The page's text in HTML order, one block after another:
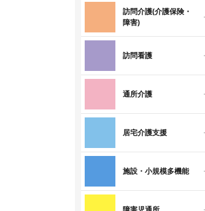
訪問介護(介護保険・
障害)
訪問看護
通所介護
居宅介護支援
施設・小規模多機能